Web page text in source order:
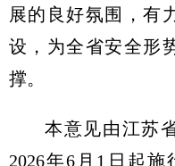
展的良好氛围，有
设，为全省安全形
撑。
本意见由江苏
2026年6月1日起施